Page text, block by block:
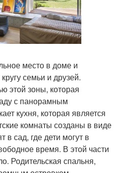
место в доме и
семьи и друзей.
этой зоны, которая
с панорамным
кухня, которая является
комнаты созданы в виде
в сад, где дети могут в
время. В этой части
Родительская спальня,